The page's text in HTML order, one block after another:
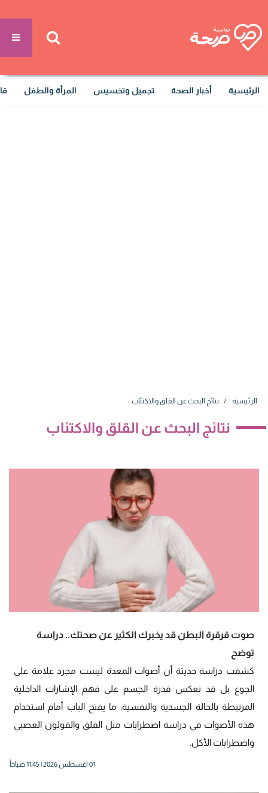
الرئيسية أخبار الصحة تجميل وتخسيس المرأة والطفل
الرئيسية نتائج البحث عن القلق والاكتئاب
نتائج البحث عن القلق والاكتئاب
صوت قرقرة البطن قد يخبرك الكثير عن صحتك.. دراسة
توضح
كشفت دراسة حديثة أن أصوات المعدة ليست مجرد علامة على
الجوع بل قد تعكس قدرة الجسم على فهم الإشارات الداخلية
المرتبطة بالحالة الجسدية والنفسية، ما يفتح الباب أمام استخدام
هذه الأصوات في دراسة اضطرابات مثل القلق والقولون العصبي
واضطرابات الأكل.
01 اغسطس 2026 | 11:45 صباحاً